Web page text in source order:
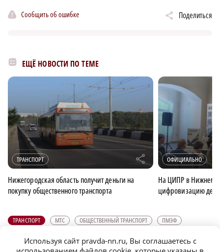
Сообщить об ошибке Поделиться
ЕЩЁ НОВОСТИ ПО ТЕМЕ
ТРАНСПОРТ r
Нижегородская область получит деньги на
покупку общественного транспорта
ОФИЦИАЛЬНО
На ЦИПР в Нижнем
цифровизацию
ТРАНСПОРТ МТС ОБЩЕСТВЕННЫЙ ТРАНСПОРТ ПМЭФ
Используя сайт pravda-nn.ru, Вы соглашаетесь с